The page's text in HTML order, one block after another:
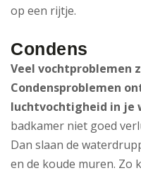
op een rijtje.
Condens
Veel vochtproblemen
Condensproblemen
luchtvochtigheid in je
badkamer niet goed
Dan slaan de
en de koude muren. Zo